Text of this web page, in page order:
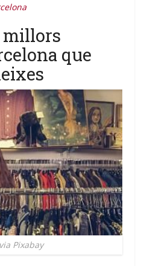
millors
que
Pixabay